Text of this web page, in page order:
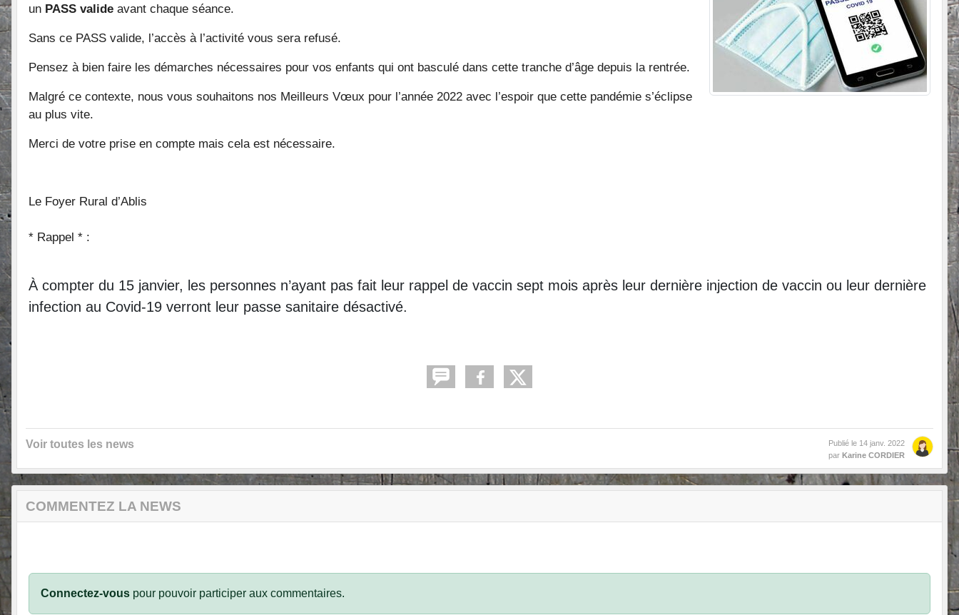
un PASS valide avant chaque séance.
Sans ce PASS valide, l’accès à l’activité vous sera refusé.
Pensez à bien faire les démarches nécessaires pour vos enfants qui ont basculé dans cette tranche d’âge depuis la rentrée.
Malgré ce contexte, nous vous souhaitons nos Meilleurs Vœux pour l’année 2022 avec l’espoir que cette pandémie s’éclipse
au plus vite.
Merci de votre prise en compte mais cela est nécessaire.
Le Foyer Rural d’Ablis
* Rappel * :
À compter du 15 janvier, les personnes n’ayant pas fait leur rappel de vaccin sept mois après leur dernière injection de vaccin ou leur dernière
infection au Covid-19 verront leur passe sanitaire désactivé.
Voir toutes les news Publié le 14 janv. 2022
par Karine CORDIER
COMMENTEZ LA NEWS
Connectez-vous pour pouvoir participer aux commentaires.